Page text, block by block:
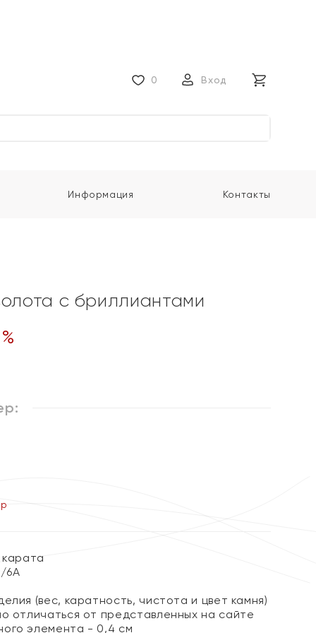
0 Вход
Информация Контакты
с бриллиантами
%
6А
(вес, каратность, чистота и цвет камня)
отличаться от представленных на сайте
элемента - 0,4 см